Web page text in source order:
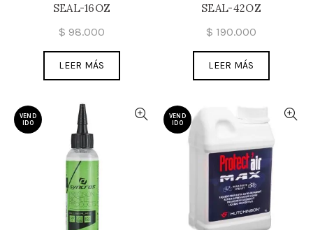
SEAL-16OZ
$ 98.000
LEER MÁS
SEAL-42OZ
$ 190.000
LEER MÁS
VEND
IDO
VEND
IDO